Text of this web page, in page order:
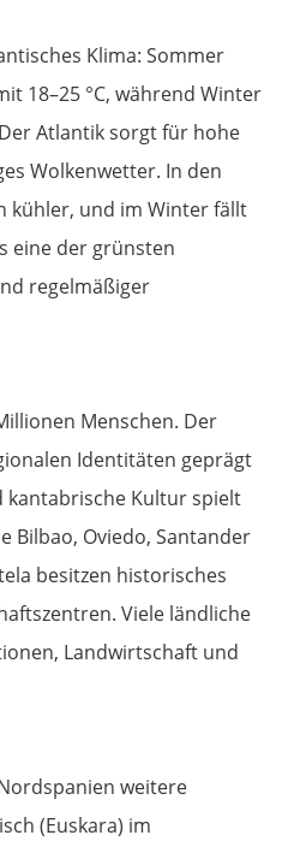
Klima: Sommer
18–25 °C, während Winter
Atlantik sorgt für hohe
Wolkenwetter. In den
kühler, und im Winter fällt
eine der grünsten
regelmäßiger
Menschen. Der
Identitäten geprägt
kantabrische Kultur spielt
Bilbao, Oviedo, Santander
besitzen historisches
Viele ländliche
Landwirtschaft und
weitere
(Euskara) im